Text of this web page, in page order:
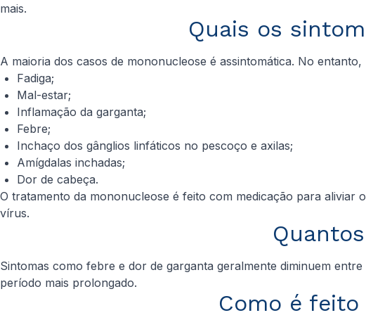
mais.
Quais os
A maioria dos casos de mononucleose é assintomática. No
Fadiga;
Mal-estar;
Inflamação da garganta;
Febre;
Inchaço dos gânglios linfáticos no pescoço e axilas;
Amígdalas inchadas;
Dor de cabeça.
O tratamento da mononucleose é feito com medicação para aliviar
vírus.
Sintomas como febre e dor de garganta geralmente diminuem
período mais prolongado.
Como é